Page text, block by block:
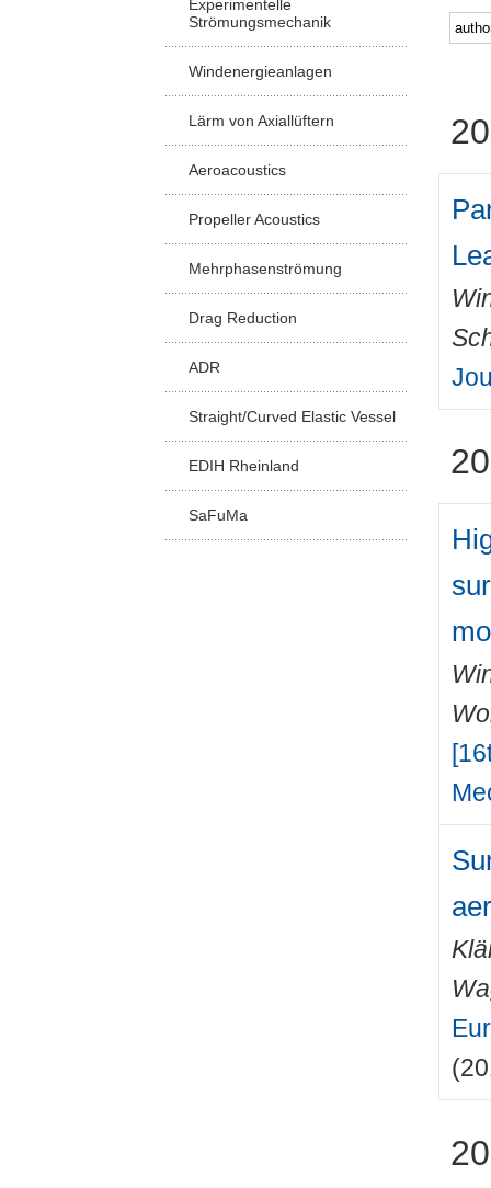
Experimentelle
Strömungsmechanik
Windenergieanlagen
Lärm von Axiallüftern
Aeroacoustics
Propeller Acoustics
Mehrphasenströmung
Drag Reduction
ADR
Straight/Curved Elastic Vessel
EDIH Rheinland
SaFuMa